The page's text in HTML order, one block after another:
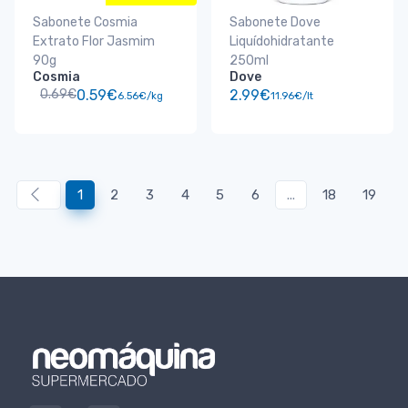
Sabonete Cosmia
Extrato Flor Jasmim
90g
Cosmia
0.69€0.59€6.56€/kg
Sabonete Dove
Liquídohidratante
250ml
Dove
2.99€11.96€/lt
1 2 3 4 5 6 ... 18 19